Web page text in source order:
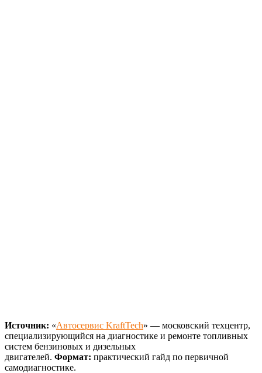
Источник: «Автосервис KraftTech» — московский техцентр,
специализирующийся на диагностике и ремонте топливных
систем бензиновых и дизельных
двигателей. Формат: практический гайд по первичной
самодиагностике.